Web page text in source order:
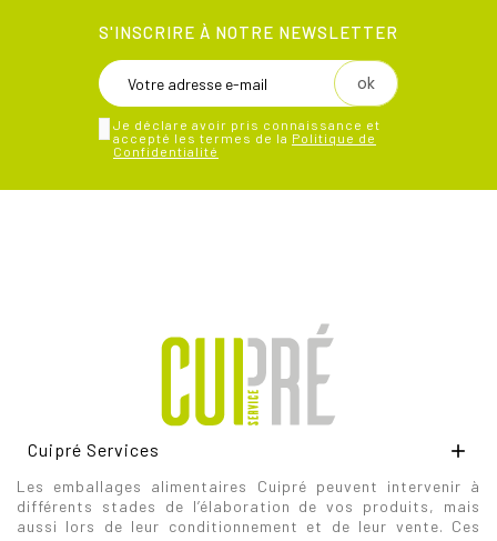
S'INSCRIRE À NOTRE NEWSLETTER
Je déclare avoir pris connaissance et
accepté les termes de la Politique de
Confidentialité
Cuipré Services 
Les emballages alimentaires Cuipré peuvent intervenir à
différents stades de l’élaboration de vos produits, mais
aussi lors de leur conditionnement et de leur vente. Ces